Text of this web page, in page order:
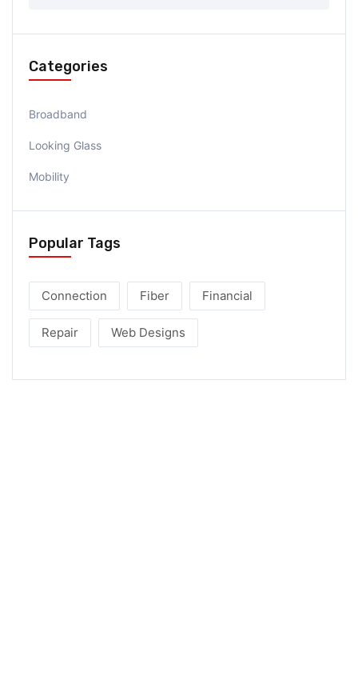
Categories
Broadband
Looking Glass
Mobility
Popular Tags
Connection Fiber Financial
Repair Web Designs